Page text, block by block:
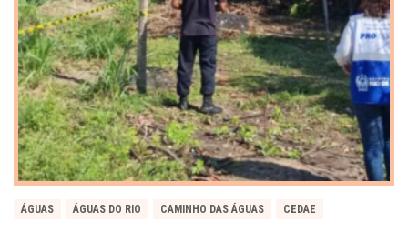
ÁGUAS ÁGUAS DO RIO CAMINHO DAS ÁGUAS CEDAE